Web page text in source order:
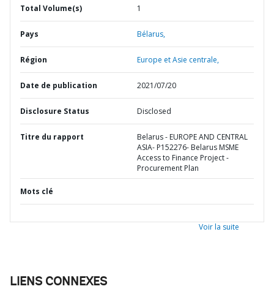
Total Volume(s) 1
Pays Bélarus,
Région Europe et Asie centrale,
Date de publication 2021/07/20
Disclosure Status Disclosed
Titre du rapport
Belarus - EUROPE AND CENTRAL
ASIA- P152276- Belarus MSME
Access to Finance Project -
Procurement Plan
Mots clé
Voir la suite
LIENS CONNEXES